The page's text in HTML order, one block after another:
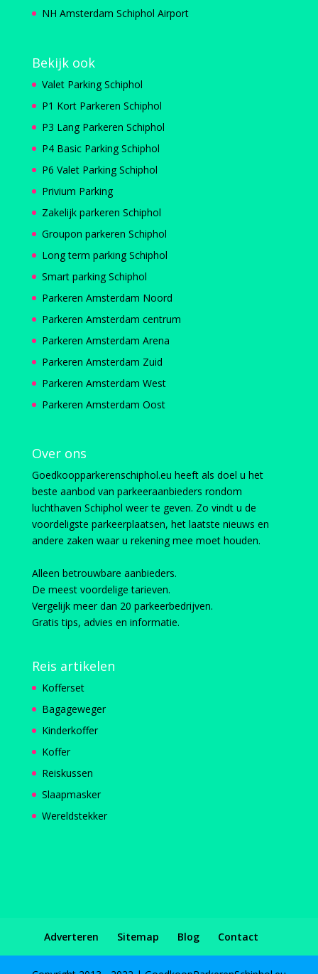
NH Amsterdam Schiphol Airport
Bekijk ook
Valet Parking Schiphol
P1 Kort Parkeren Schiphol
P3 Lang Parkeren Schiphol
P4 Basic Parking Schiphol
P6 Valet Parking Schiphol
Privium Parking
Zakelijk parkeren Schiphol
Groupon parkeren Schiphol
Long term parking Schiphol
Smart parking Schiphol
Parkeren Amsterdam Noord
Parkeren Amsterdam centrum
Parkeren Amsterdam Arena
Parkeren Amsterdam Zuid
Parkeren Amsterdam West
Parkeren Amsterdam Oost
Over ons
Goedkoopparkerenschiphol.eu heeft als doel u het
beste aanbod van parkeeraanbieders rondom
luchthaven Schiphol weer te geven. Zo vindt u de
voordeligste parkeerplaatsen, het laatste nieuws en
andere zaken waar u rekening mee moet houden.
Alleen betrouwbare aanbieders.
De meest voordelige tarieven.
Vergelijk meer dan 20 parkeerbedrijven.
Gratis tips, advies en informatie.
Reis artikelen
Kofferset
Bagageweger
Kinderkoffer
Koffer
Reiskussen
Slaapmasker
Wereldstekker
Adverteren Sitemap Blog Contact